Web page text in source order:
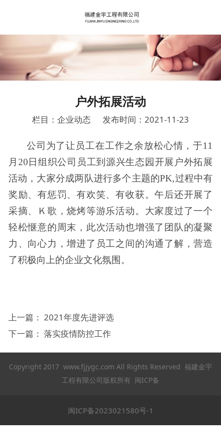
户外拓展活动
栏目：企业动态 发布时间：2021-11-23
公司为了让员工在工作之余放松心情，于11
月20日组织公司员工到源兴生态园开展户外拓展
活动，大家分成两队进行多个主题的PK,过程中有
奖励、有惩罚、有欢笑、有收获。午后还开展了
采摘、Ｋ歌，烧烤等游乐活动。大家度过了一个
轻松惬意的周末，此次活动也增强了团队的凝聚
力、向心力，增进了员工之间的沟通了解，营造
了积极向上的企业文化氛围。
上一篇： 2021年度先进评选
下一篇： 落实疫情防控工作
Copyright 2017 www.fjjygc.com All Rights Reserved 福建金宇
工程有限公司版权所有 闽ICP备
闽ICP备2023021580号-1